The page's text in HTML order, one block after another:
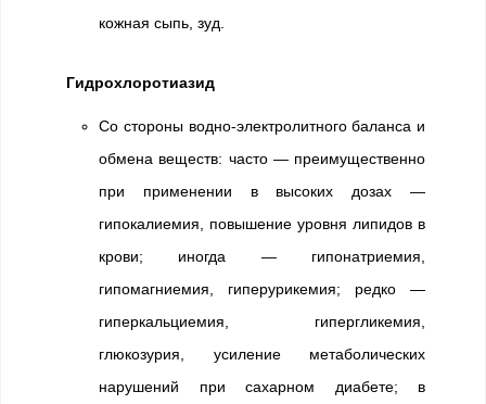
кожная сыпь, зуд.
Гидрохлоротиазид
Со стороны водно-электролитного баланса и
обмена веществ: часто — преимущественно
при применении в высоких дозах —
гипокалиемия, повышение уровня липидов в
крови; иногда — гипонатриемия,
гипомагниемия, гиперурикемия; редко —
гиперкальциемия, гипергликемия,
глюкозурия, усиление метаболических
нарушений при сахарном диабете; в